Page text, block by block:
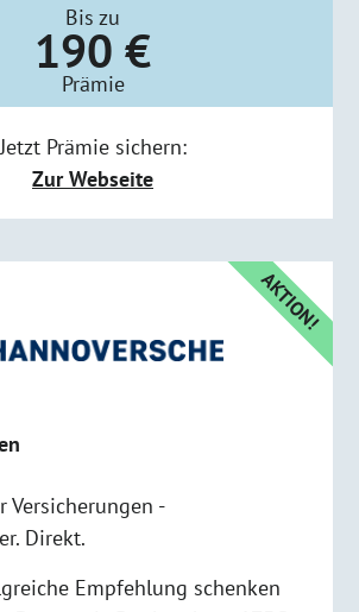
Bis zu
190 €
Prämie
Jetzt Prämie sichern:
Zur Webseite
AKTION!
Versicherungen -
Direkt.
Empfehlung schenken